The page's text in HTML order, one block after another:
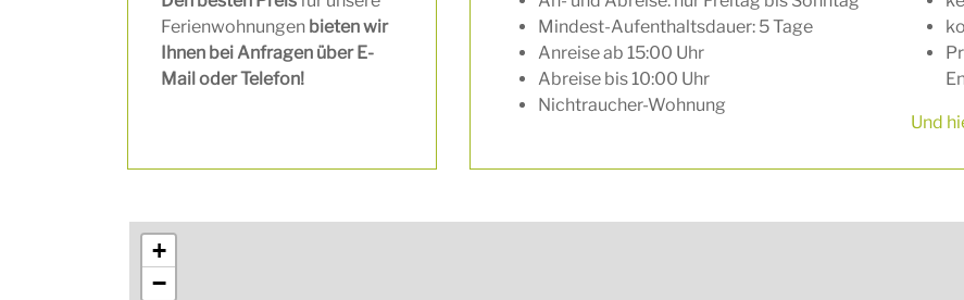
Ferienwohnungen bieten wir
Ihnen bei Anfragen über E-
Mail oder Telefon!
Mindest-Aufenthaltsdauer: 5 Tage
Anreise ab 15:00 Uhr
Abreise bis 10:00 Uhr
Nichtraucher-Wohnung
Und
+
−